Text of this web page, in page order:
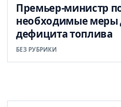
Премьер-министр
необходимые меры
дефицита топлива
БЕЗ РУБРИКИ